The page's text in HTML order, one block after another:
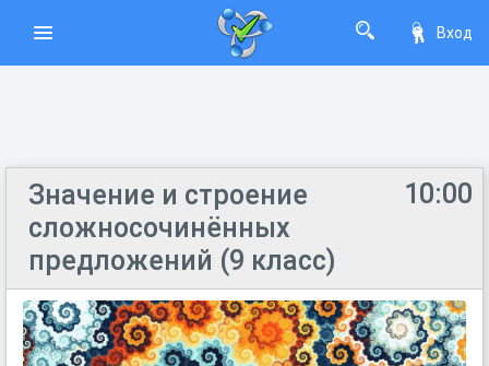
Вход
10:00
Значение и строение
сложносочинённых
предложений (9 класс)